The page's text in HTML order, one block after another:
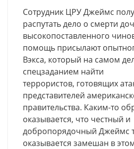
Сотрудник ЦРУ Джеймс
распутать дело о смерти
высокопоставленного
помощь присылают
Вэкса, который на самом
спецзаданием найти
террористов, готовящих
представителей
правительства. Каким-то
оказывается, что честный и
добропорядочный Джеймс
оказывается замешан в